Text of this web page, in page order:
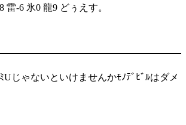
雷-6 氷0 龍9 どぅえす。
Uじゃないといけませんかﾓﾉﾃﾞﾋﾞﾙはダメ